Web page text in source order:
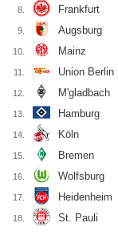
8. Frankfurt
9. Augsburg
10. Mainz
11. Union Berlin
12. M'gladbach
13. Hamburg
14. Köln
15. Bremen
16. Wolfsburg
17. Heidenheim
18. St. Pauli